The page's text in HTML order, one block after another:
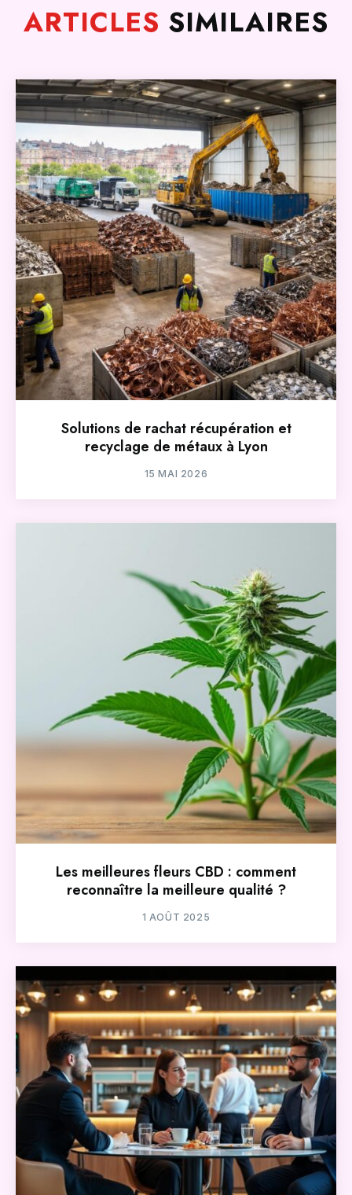
ARTICLES SIMILAIRES
Solutions de rachat récupération et
recyclage de métaux à Lyon
15 MAI 2026
Les meilleures fleurs CBD : comment
reconnaître la meilleure qualité ?
1 AOÛT 2025